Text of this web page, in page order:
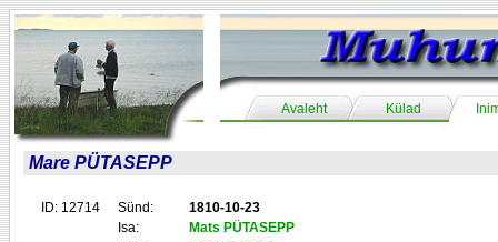
Avaleht Külad
Mare PÜTASEPP
ID: 12714 Sünd:
1810-10-23
Isa:
Mats PÜTASEPP